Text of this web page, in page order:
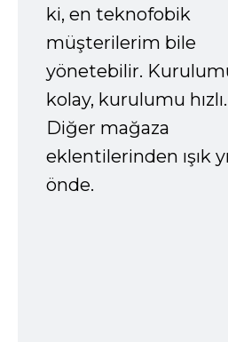
ki, en teknofobik
müşterilerim bile
yönetebilir.
kolay, kurulumu hızlı.
Diğer mağaza
eklentilerinden ışık
önde.